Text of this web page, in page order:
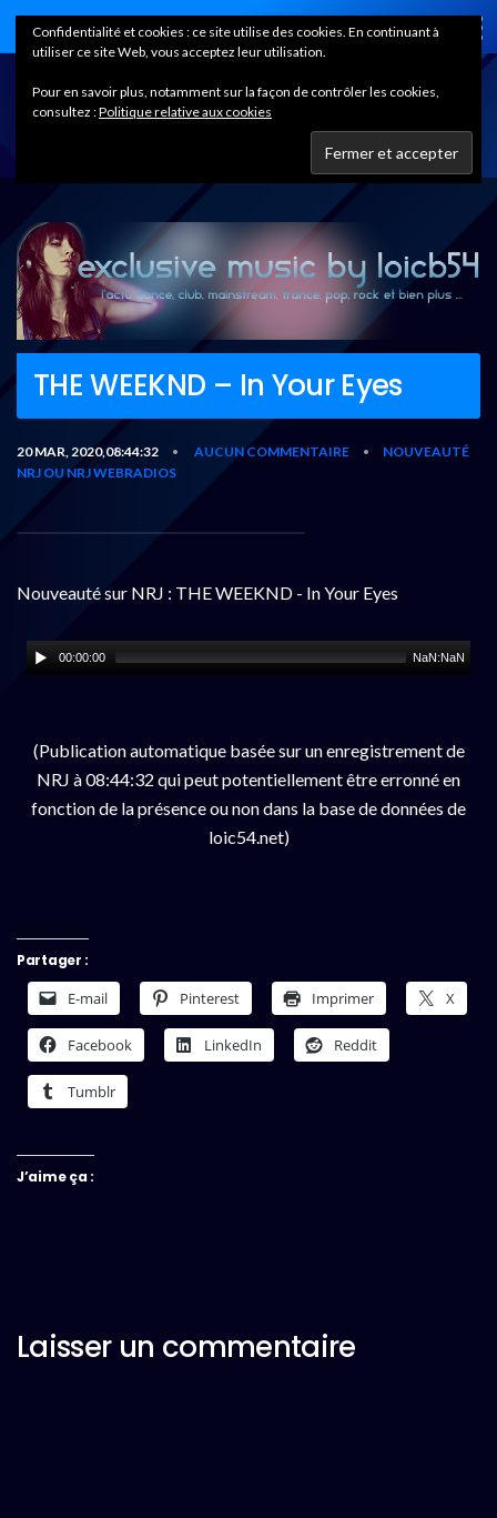
Home
THE WEEKND – In Your Eyes
20 MAR, 2020,08:44:32 • AUCUN COMMENTAIRE •
NOUVEAUTÉ
NRJ OU NRJ WEBRADIOS
Nouveauté sur NRJ : THE WEEKND - In Your Eyes
00:00:00 NaN:NaN
(Publication automatique basée sur un enregistrement de
NRJ à 08:44:32 qui peut potentiellement être erronné en
fonction de la présence ou non dans la base de données de
loic54.net)
Partager :
E-mail Pinterest Imprimer X
Facebook LinkedIn Reddit
Tumblr
J’aime ça :
Laisser un commentaire
Confidentialité et cookies : ce site utilise des cookies. En continuant à
utiliser ce site Web, vous acceptez leur utilisation.
Pour en savoir plus, notamment sur la façon de contrôler les cookies,
consultez :Politique relative aux cookies